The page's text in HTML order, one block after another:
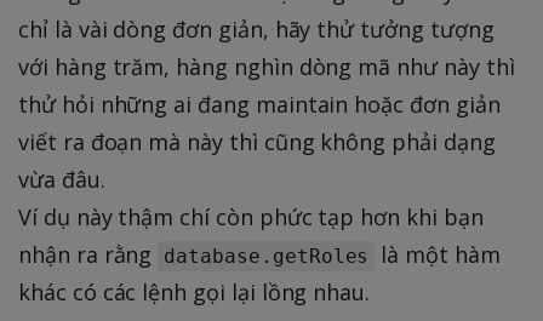
chỉ là vài dòng đơn giản, hãy thử tưởng tượng
với hàng trăm, hàng nghìn dòng mã như này thì
thử hỏi những ai đang maintain hoặc đơn giản
viết ra đoạn mà này thì cũng không phải dạng
vừa đâu.
Ví dụ này thậm chí còn phức tạp hơn khi bạn
nhận ra rằng
database.getRoles
là một hàm
khác có các lệnh gọi lại lồng nhau.